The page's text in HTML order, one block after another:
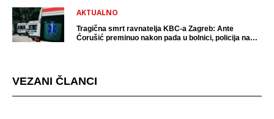
AKTUALNO
Tragična smrt ravnatelja KBC-a Zagreb: Ante
Ćorušić preminuo nakon pada u bolnici, policija na
VEZANI ČLANCI